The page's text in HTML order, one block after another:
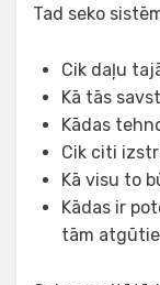
Tad seko
Cik daļu
Kā tās
Kādas
Cik citi
Kā visu to
Kādas ir
tām